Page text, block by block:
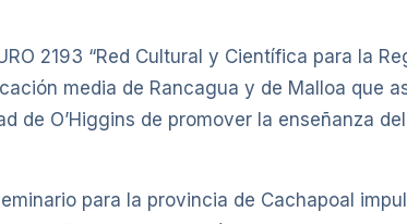
2193 “Red Cultural y Científica para la
media de Rancagua y de Malloa que
de O’Higgins de promover la enseñanza
para la provincia de Cachapoal